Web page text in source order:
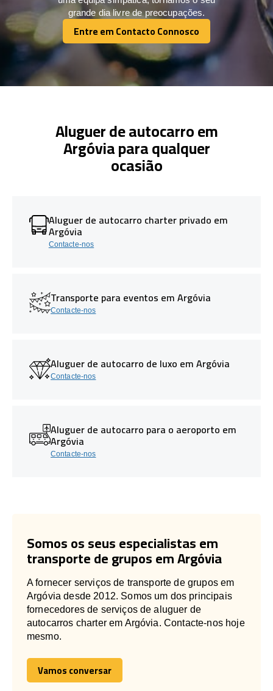
grande dia livre de preocupações.
Entre em Contacto Connosco
Entre em Contacto Connosco
Aluguer de autocarro em
Argóvia para qualquer
ocasião
Aluguer de autocarro charter privado em
Argóvia
Contacte-nos
Transporte para eventos em Argóvia
Contacte-nos
Aluguer de autocarro de luxo em Argóvia
Contacte-nos
Aluguer de autocarro para o aeroporto em
Argóvia
Contacte-nos
Somos os seus especialistas em
transporte de grupos em Argóvia
A fornecer serviços de transporte de grupos em
Argóvia desde 2012. Somos um dos principais
fornecedores de serviços de aluguer de
autocarros charter em Argóvia. Contacte-nos hoje
mesmo.
Vamos conversar
Vamos conversar